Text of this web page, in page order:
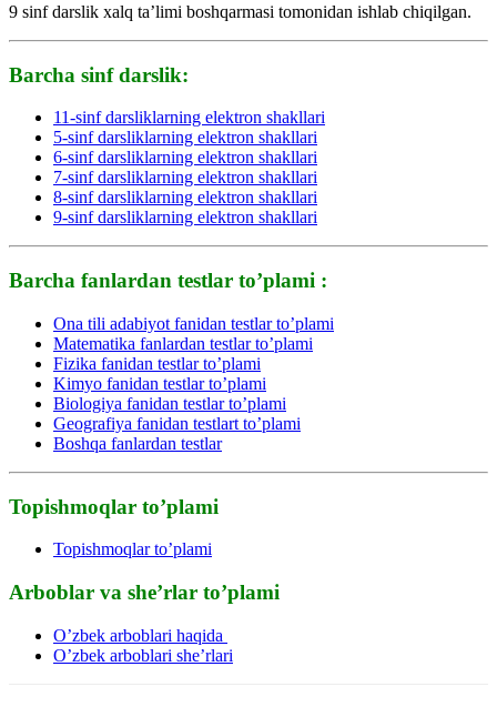
9 sinf darslik xalq ta’limi boshqarmasi tomonidan ishlab chiqilgan.
Barcha sinf darslik:
11-sinf darsliklarning elektron shakllari
5-sinf darsliklarning elektron shakllari
6-sinf darsliklarning elektron shakllari
7-sinf darsliklarning elektron shakllari
8-sinf darsliklarning elektron shakllari
9-sinf darsliklarning elektron shakllari
Barcha fanlardan testlar to’plami :
Ona tili adabiyot fanidan testlar to’plami
Matematika fanlardan testlar to’plami
Fizika fanidan testlar to’plami
Kimyo fanidan testlar to’plami
Biologiya fanidan testlar to’plami
Geografiya fanidan testlart to’plami
Boshqa fanlardan testlar
Topishmoqlar to’plami
Topishmoqlar to’plami
Arboblar va she’rlar to’plami
O’zbek arboblari haqida
O’zbek arboblari she’rlari